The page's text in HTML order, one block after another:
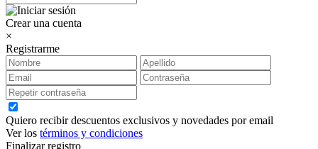
Crear una cuenta
×
Registrarme
Quiero recibir descuentos exclusivos y novedades por email
Ver los términos y condiciones
Finalizar registro